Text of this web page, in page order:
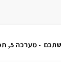
- מערכה 5, תמונה 2